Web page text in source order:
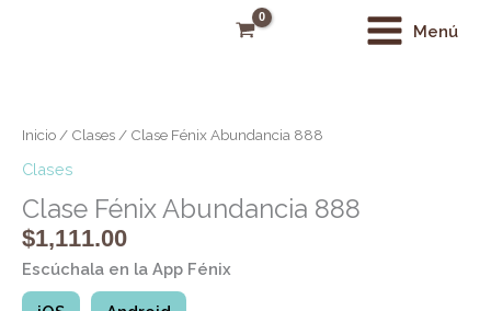
MainMenú
Inicio / Clases / Clase Fénix Abundancia 888
Clases
Clase Fénix Abundancia 888
$1,111.00
Escúchala en la App Fénix
Abundancia
cantidad